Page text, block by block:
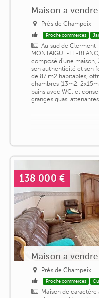
Maison a
Près de Champeix
Proche commerces
Au sud de
MONTAIGUT-LE-
composé d'une maison,
son authenticité et son
de 87 m2 habitables,
chambres (13m2,
bains avec WC, et
granges quasi
138 000 €
Maison a
Près de Champeix
Proche commerces
Maison de